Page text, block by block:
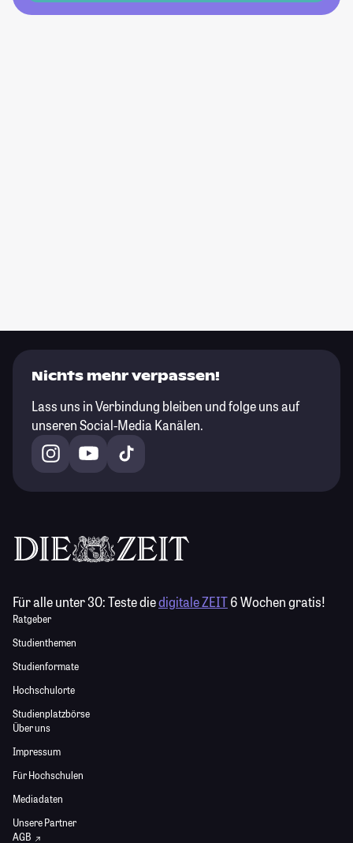
Nichts mehr verpassen!
Lass uns in Verbindung bleiben und folge uns auf
unseren Social-Media Kanälen.
Für alle unter 30:Teste diedigitale ZEIT6 Wochen gratis!
Ratgeber
Studienthemen
Studienformate
Hochschulorte
Studienplatzbörse
Über uns
Impressum
Für Hochschulen
Mediadaten
Unsere Partner
AGB